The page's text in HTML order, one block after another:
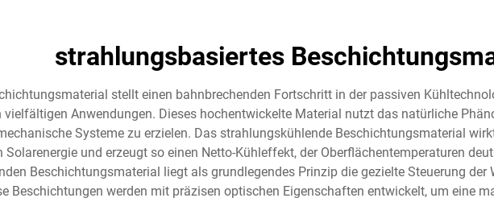
strahlungsbasiertes
stellt einen bahnbrechenden Fortschritt in der passiven
Anwendungen. Dieses hochentwickelte Material nutzt das natürliche
Systeme zu erzielen. Das strahlungskühlende Beschichtungsmaterial
und erzeugt so einen Netto-Kühleffekt, der Oberflächentemperaturen
Beschichtungsmaterial liegt als grundlegendes Prinzip die gezielte Steuerung
Beschichtungen werden mit präzisen optischen Eigenschaften entwickelt, um eine